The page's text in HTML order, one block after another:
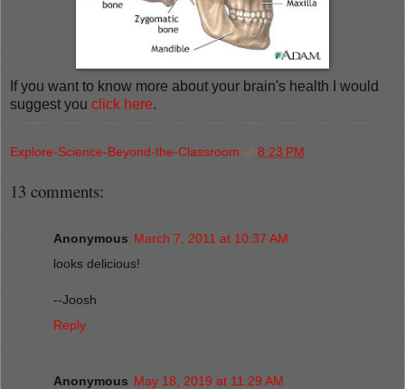
If you want to know more about your brain's health I would
suggest you click here.
Explore-Science-Beyond-the-Classroom at 8:23 PM
13 comments:
Anonymous March 7, 2011 at 10:37 AM
looks delicious!
--Joosh
Reply
Anonymous May 18, 2019 at 11:29 AM